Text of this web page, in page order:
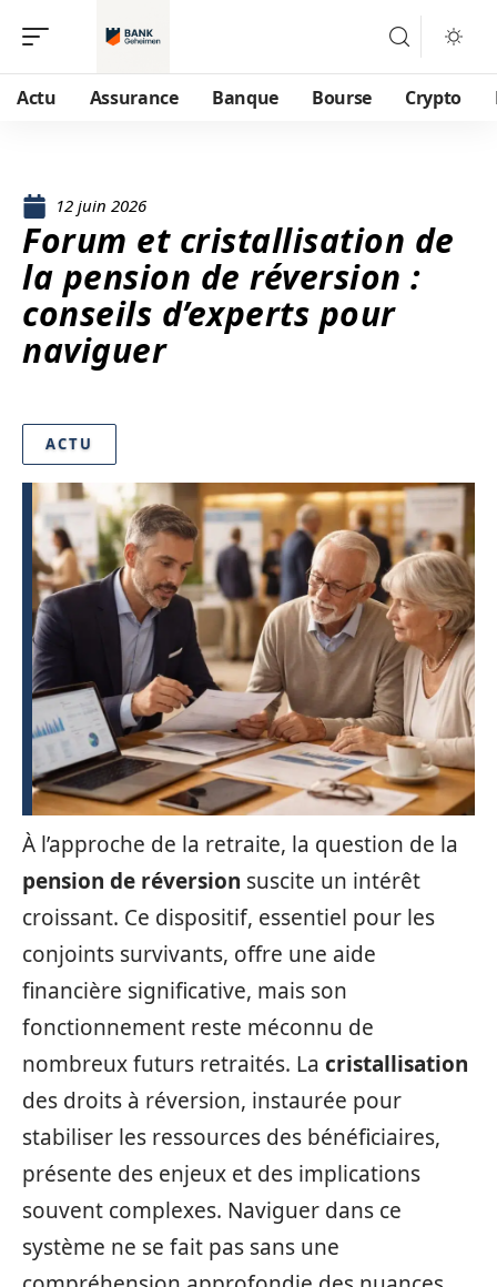
Actu Assurance Banque Bourse Crypto
12 juin 2026
Forum et cristallisation de
la pension de réversion :
conseils d’experts pour
naviguer
ACTU
À l’approche de la retraite, la question de la
pension de réversion suscite un intérêt
croissant. Ce dispositif, essentiel pour les
conjoints survivants, offre une aide
financière significative, mais son
fonctionnement reste méconnu de
nombreux futurs retraités. La cristallisation
des droits à réversion, instaurée pour
stabiliser les ressources des bénéficiaires,
présente des enjeux et des implications
souvent complexes. Naviguer dans ce
système ne se fait pas sans une